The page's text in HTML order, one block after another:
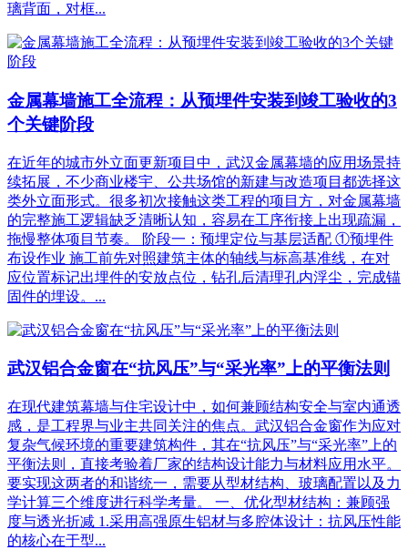
璃背面，对框...
金属幕墙施工全流程：从预埋件安装到竣工验收的3
个关键阶段
在近年的城市外立面更新项目中，武汉金属幕墙的应用场景持
续拓展，不少商业楼宇、公共场馆的新建与改造项目都选择这
类外立面形式。很多初次接触这类工程的项目方，对金属幕墙
的完整施工逻辑缺乏清晰认知，容易在工序衔接上出现疏漏，
拖慢整体项目节奏。 阶段一：预埋定位与基层适配 ①预埋件
布设作业 施工前先对照建筑主体的轴线与标高基准线，在对
应位置标记出埋件的安放点位，钻孔后清理孔内浮尘，完成锚
固件的埋设。...
武汉铝合金窗在“抗风压”与“采光率”上的平衡法则
在现代建筑幕墙与住宅设计中，如何兼顾结构安全与室内通透
感，是工程界与业主共同关注的焦点。武汉铝合金窗作为应对
复杂气候环境的重要建筑构件，其在“抗风压”与“采光率”上的
平衡法则，直接考验着厂家的结构设计能力与材料应用水平。
要实现这两者的和谐统一，需要从型材结构、玻璃配置以及力
学计算三个维度进行科学考量。 一、优化型材结构：兼顾强
度与透光折减 1.采用高强原生铝材与多腔体设计：抗风压性能
的核心在于型...